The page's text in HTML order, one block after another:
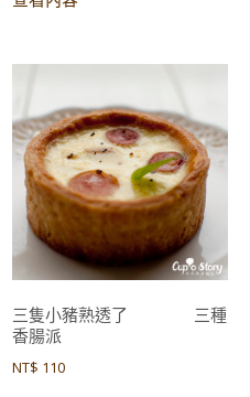
三隻小豬熟透了 三種
香腸派
NT$ 110